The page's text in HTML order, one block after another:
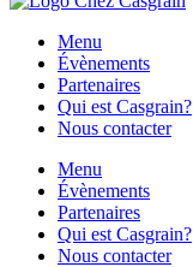
Menu
Évènements
Partenaires
Qui est Casgrain?
Nous contacter
Menu
Évènements
Partenaires
Qui est Casgrain?
Nous contacter